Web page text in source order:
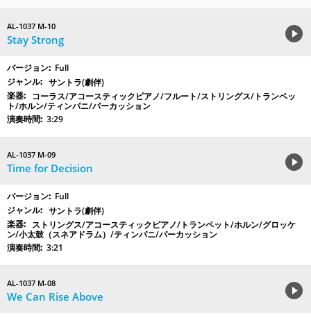
AL-1037 M-10
Stay Strong
Full
サントラ(劇伴)
コーラス/アコースティックピアノ/フルート/ストリングス/トランペッ
ト/ホルン/ティンパニ/パーカッション
3:29
AL-1037 M-09
Time for Decision
Full
サントラ(劇伴)
ストリングス/アコースティックピアノ/トランペット/ホルン/グロッケ
ン/小太鼓（スネアドラム）/ティンパニ/パーカッション
3:21
AL-1037 M-08
We Can Rise Above